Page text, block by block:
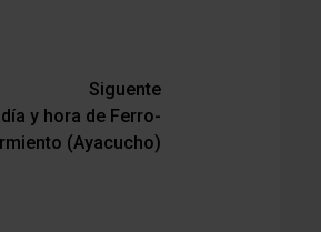
Siguente
y hora de Ferro-
(Ayacucho)